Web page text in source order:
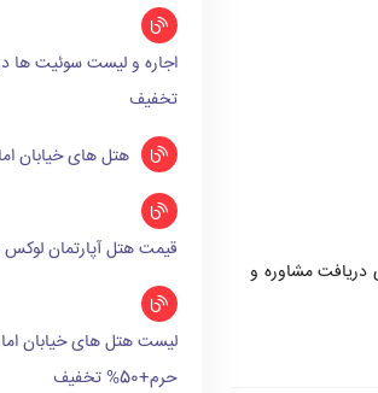
دریافت مشاوره و
تخفیف
هتل های خیابان امام رضا 2+5+3+8+1
قیمت هتل آپارتمان
لیست هتل های خیابان
حرم+50% تخفیف